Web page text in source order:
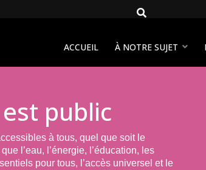
ACCUEIL À NOTRE SUJET
public
à tous, quel que soit le
l’eau, l’énergie, l’éducation, les
pour tous, l’accès universel et le